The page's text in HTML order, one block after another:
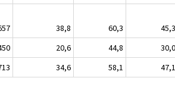
38,8 60,3 45,3
20,6 44,8 30,0
34,6 58,1 47,1